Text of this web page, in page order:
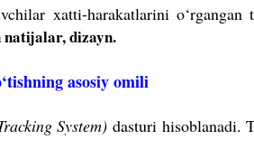
xatti-harakatlarini o‘rgangan
natijalar, dizayn.
asosiy omili
System) dasturi hisoblanadi.